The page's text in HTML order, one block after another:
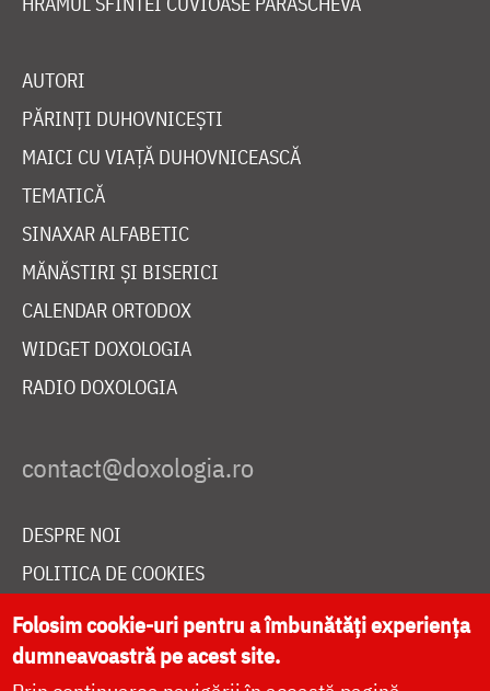
AUTORI
PĂRINȚI DUHOVNICEȘTI
MAICI CU VIAȚĂ DUHOVNICEASCĂ
TEMATICĂ
SINAXAR ALFABETIC
MĂNĂSTIRI ȘI BISERICI
CALENDAR ORTODOX
WIDGET DOXOLOGIA
RADIO DOXOLOGIA
DESPRE NOI
POLITICA DE COOKIES
DONEAZĂ ONLINE PENTRU CATEDRALA NAȚIONALĂ
Folosim cookie-uri pentru a îmbunătăți experiența
dumneavoastră pe acest site.